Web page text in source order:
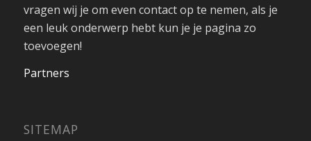
vragen wij je om even contact op te nemen, als je
een leuk onderwerp hebt kun je je pagina zo
toevoegen!
Partners
SITEMAP